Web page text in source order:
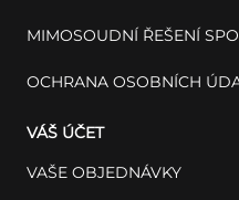
MIMOSOUDNÍ ŘEŠENÍ
OCHRANA OSOBNÍCH
VÁŠ ÚČET
VAŠE OBJEDNÁVKY